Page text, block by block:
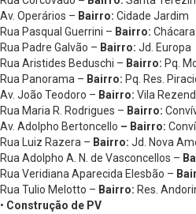
Av. Operários – Bairro: Cidade Jardim
Rua Pasqual Guerrini – Bairro:
Rua Padre Galvão – Bairro: Jd. Europa
Rua Aristides Beduschi – Bairro: Pq.
Rua Panorama – Bairro: Pq. Res.
Av. João Teodoro – Bairro: Vila
Rua Maria R. Rodrigues – Bairro:
Av. Adolpho Bertoncello – Bairro:
Rua Luiz Razera – Bairro: Jd. Nova
Rua Adolpho A. N. de Vasconcellos –
Rua Veridiana Aparecida Elesbão –
Rua Tulio Melotto – Bairro: Res.
• Construção de PV